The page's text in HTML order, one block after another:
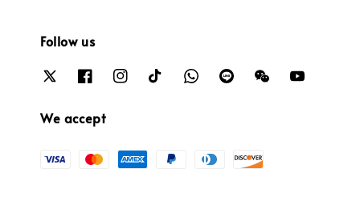
Follow us
We accept